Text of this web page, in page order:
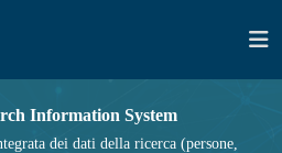
Information System
dei dati della ricerca (persone,